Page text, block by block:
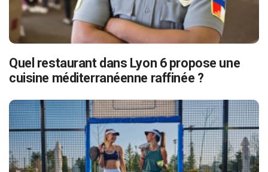
Quel restaurant dans Lyon 6 propose une
cuisine méditerranéenne raffinée ?